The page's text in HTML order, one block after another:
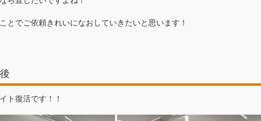
とでご依頼きれいになおしていきたいと思います！
ト復活です！！